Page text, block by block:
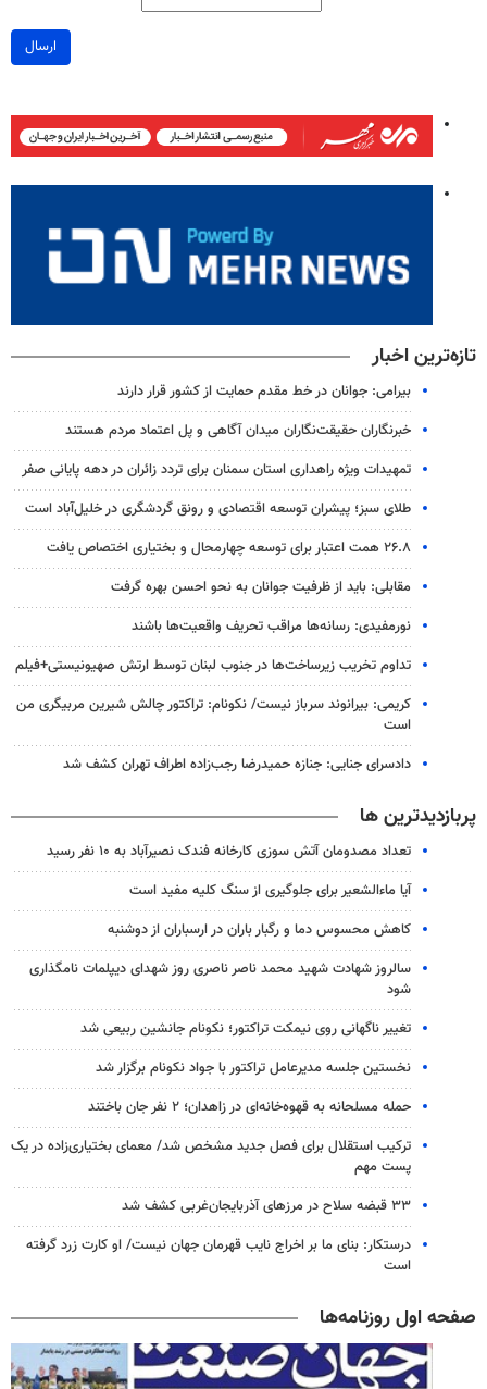
ارسال
تازه‌ترین اخبار
بیرامی: جوانان در خط مقدم حمایت از کشور قرار دارند
خبرنگاران حقیقت‌نگاران میدان آگاهی و پل اعتماد مردم هستند
تمهیدات ویژه راهداری استان سمنان برای تردد زائران در دهه پایانی صفر
طلای سبز؛ پیشران توسعه اقتصادی و رونق گردشگری در خلیل‌آباد است
۲۶.۸ همت اعتبار برای توسعه چهارمحال و بختیاری اختصاص یافت
مقابلی: باید از ظرفیت جوانان به نحو احسن بهره گرفت
نورمفیدی: رسانه‌ها مراقب تحریف واقعیت‌ها باشند
تداوم تخریب زیرساخت‌ها در جنوب لبنان توسط ارتش صهیونیستی+فیلم
کریمی: بیرانوند سرباز نیست/ نکونام: تراکتور چالش شیرین مربیگری من
است
دادسرای جنایی: جنازه حمیدرضا رجب‌زاده اطراف تهران کشف شد
پربازدیدترین ها
تعداد مصدومان آتش سوزی کارخانه فندک نصیرآباد به ۱۰ نفر رسید
آیا ماءالشعیر برای جلوگیری از سنگ کلیه مفید است
کاهش محسوس دما و رگبار باران در ارسباران از دوشنبه
سالروز شهادت شهید محمد ناصر ناصری روز شهدای دیپلمات نامگذاری
شود
تغییر ناگهانی روی نیمکت تراکتور؛ نکونام جانشین ربیعی شد
نخستین جلسه مدیرعامل تراکتور با جواد نکونام برگزار شد
حمله مسلحانه به قهوه‌خانه‌ای در زاهدان؛ ۲ نفر جان باختند
ترکیب استقلال برای فصل جدید مشخص شد/ معمای بختیاری‌زاده در یک
پست مهم
۳۳ قبضه سلاح در مرزهای آذربایجان‌غربی کشف شد
درستکار: بنای ما بر اخراج نایب قهرمان جهان نیست/ او کارت زرد گرفته
است
صفحه اول روزنامه‌ها